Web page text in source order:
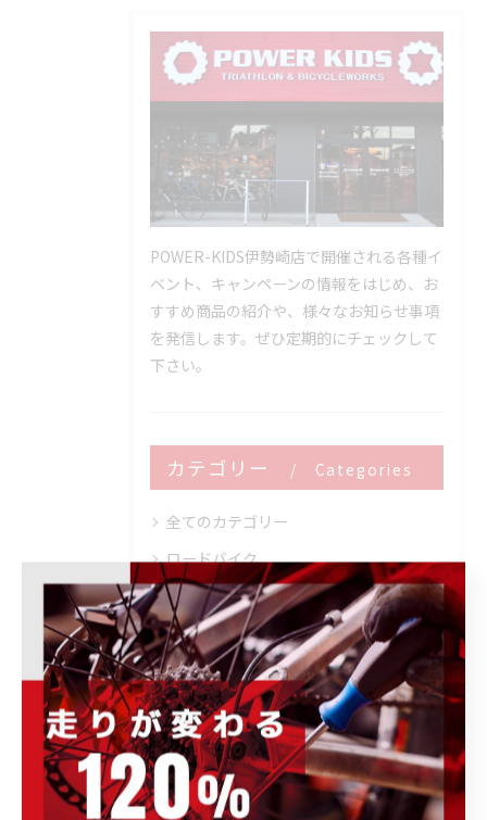
POWER-KIDS伊勢崎店で開催される各種イ
ベント、キャンペーンの情報をはじめ、お
すすめ商品の紹介や、様々なお知らせ事項
を発信します。ぜひ定期的にチェックして
下さい。
カテゴリー Categories
全てのカテゴリー
ロードバイク
メンテナンス
フィッティング
オーバーホール
トレーニング
ブログ
その他のお知らせ